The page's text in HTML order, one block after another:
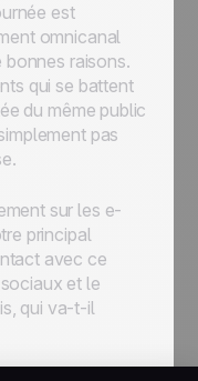
est
omnicanal
raisons.
qui se battent
du même public
pas
sur les e-
principal
avec ce
et le
qui va-t-il